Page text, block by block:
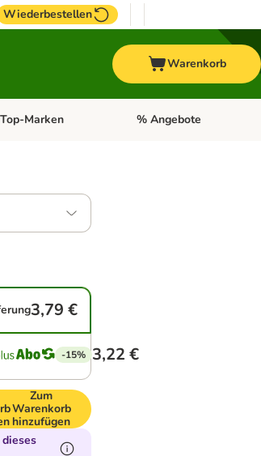
Wiederbestellen
Warenkorb
Vogel Menü öffnen: Pferd
Top-Marken Kategorie-Menü öffnen:
% Angebote
3,79 €
-15% 3,22 €
Zum
Warenkorb
hinzufügen